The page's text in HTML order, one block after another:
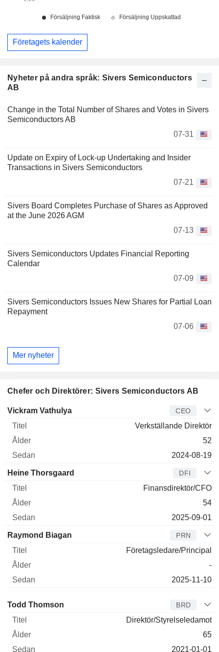
Nyheter på andra språk: Sivers Semiconductors
AB
Change in the Total Number of Shares and Votes in Sivers
Semiconductors AB
07-31
Update on Expiry of Lock-up Undertaking and Insider
Transactions in Sivers Semiconductors
07-21
Sivers Board Completes Purchase of Shares as Approved
at the June 2026 AGM
07-13
Sivers Semiconductors Updates Financial Reporting
Calendar
07-09
Sivers Semiconductors Issues New Shares for Partial Loan
Repayment
07-06
Mer nyheter
Chefer och Direktörer: Sivers Semiconductors AB
Verkställande
Vickram Vathulya CEO
Verkställande Direktör
52
2024-08-19
Heine Thorsgaard DFI
Finansdirektör/CFO
54
2025-09-01
Raymond Biagan PRN
Företagsledare/Principal
-
2025-11-10
Styrelseledamot
Todd Thomson BRD
Direktör/Styrelseledamot
65
2021-01-01
Företagets kalender